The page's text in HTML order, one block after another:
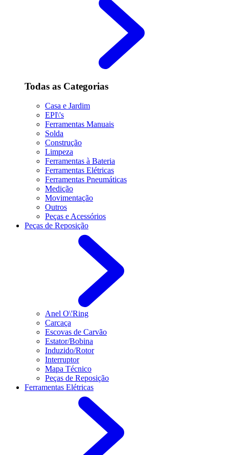
Todas as Categorias
Casa e Jardim
EPI\'s
Ferramentas Manuais
Solda
Construção
Limpeza
Ferramentas à Bateria
Ferramentas Elétricas
Ferramentas Pneumáticas
Medição
Movimentação
Outros
Peças e Acessórios
Peças de Reposição
Anel O\'Ring
Carcaça
Escovas de Carvão
Estator/Bobina
Induzido/Rotor
Interruptor
Mapa Técnico
Peças de Reposição
Ferramentas Elétricas